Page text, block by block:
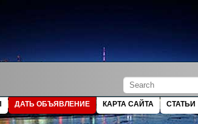
СТАТЬИ
КАРТА САЙТА
ДАТЬ ОБЪЯВЛЕНИЕ